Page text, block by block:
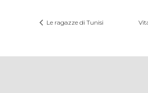
Le ragazze di Tunisi